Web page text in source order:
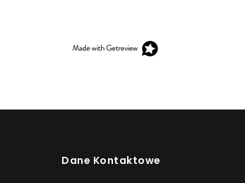
Dane Kontaktowe